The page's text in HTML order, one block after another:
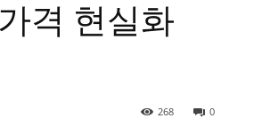
격 현실화
0
268